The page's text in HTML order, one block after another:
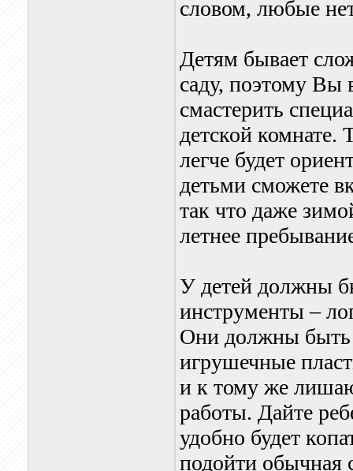
словом, любые
Детям бывает
саду, поэтому
смастерить
детской
легче будет
детьми сможете
так что даже
летнее
У детей должны
инструменты –
Они должны быть
игрушечные
и к тому же
работы. Дайте
удобно будет
подойти обычная